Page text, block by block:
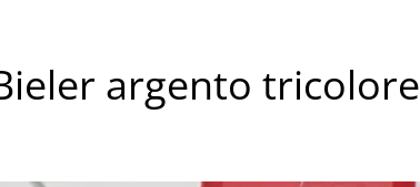
argento tricolore